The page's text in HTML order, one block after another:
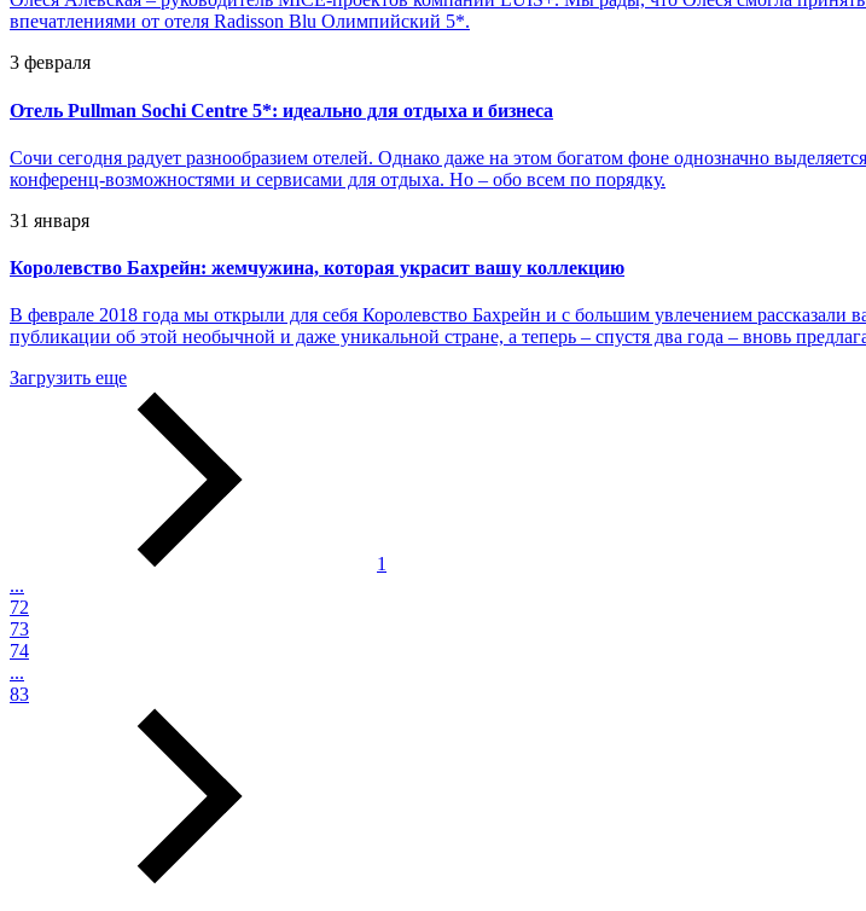
впечатлениями от отеля Radisson Blu Олимпийский 5*.
3 февраля
Отель Pullman Sochi Centre 5*: идеально для отдыха и бизнеса
Сочи сегодня радует разнообразием отелей. Однако даже на этом богатом фоне однозначно
конференц-возможностями и сервисами для отдыха. Но – обо всем по порядку.
31 января
Королевство Бахрейн: жемчужина, которая украсит вашу коллекцию
В феврале 2018 года мы открыли для себя Королевство Бахрейн и с большим увлечением
публикации об этой необычной и даже уникальной стране, а теперь – спустя два года – вновь
Загрузить еще
1
...
72
73
74
...
83